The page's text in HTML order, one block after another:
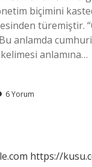
biçimini
türemiştir.
anlamda
anlamına…
6 Yorum
https://